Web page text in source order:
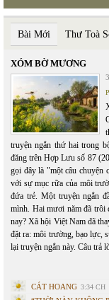
Bài Mới Thư Toà
XÓM BỜ MƯƠNG
truyện ngắn thứ hai trong
đăng trên Hợp Lưu số 87
gọi đây là "một câu chuyện
với sự mục rữa của môi
đứa trẻ. Một truyện ngắn
mình. Hai mươi năm đã trôi
nay? Xã hội Việt Nam đã
đặt ra: môi trường, bạo lực,
lại truyện ngắn này. Câu trả
CÁT HOANG 3:34 CH